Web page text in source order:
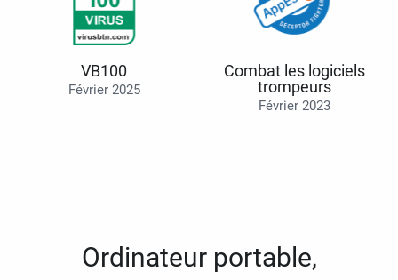
VB100
Février 2025
Combat les logiciels
trompeurs
Février 2023
Ordinateur portable,